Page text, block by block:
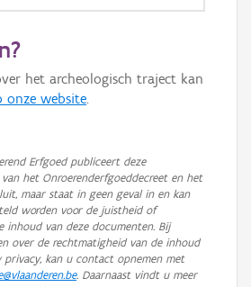
het archeologisch traject kan
onze website.
Erfgoed publiceert deze
het Onroerenderfgoeddecreet en het
maar staat in geen geval in en kan
worden voor de juistheid of
inhoud van deze documenten. Bij
over de rechtmatigheid van de inhoud
privacy, kan u contact opnemen met
. Daarnaast vindt u meer